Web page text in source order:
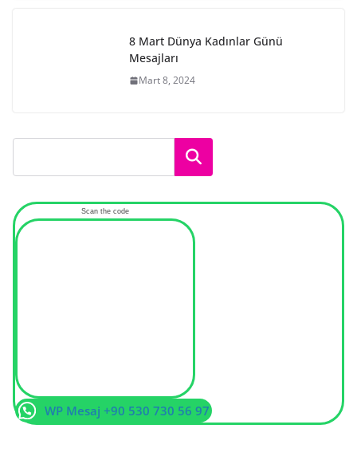
8 Mart Dünya Kadınlar Günü
Mesajları
Mart 8, 2024
Ara
Scan the code
WP Mesaj +90 530 730 56 97